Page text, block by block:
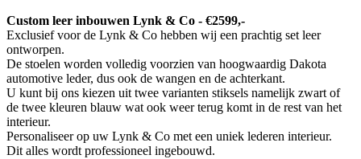
Custom leer inbouwen Lynk & Co - €2599,-
Exclusief voor de Lynk & Co hebben wij een prachtig set leer
ontworpen.
De stoelen worden volledig voorzien van hoogwaardig Dakota
automotive leder, dus ook de wangen en de achterkant.
U kunt bij ons kiezen uit twee varianten stiksels namelijk zwart of
de twee kleuren blauw wat ook weer terug komt in de rest van het
interieur.
Personaliseer op uw Lynk & Co met een uniek lederen interieur.
Dit alles wordt professioneel ingebouwd.